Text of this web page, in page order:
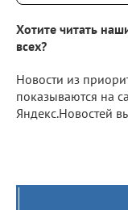
Хотите читать
всех?
Новости из
показываются на
Яндекс.Новостей